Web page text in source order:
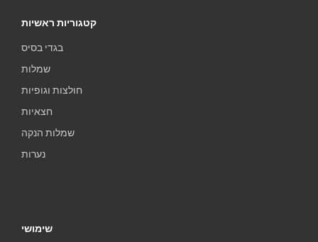
קטגוריות ראשיות
בגדי בסיס
שמלות
חולצות וגופיות
חצאיות
שמלות הנקה
נערות
שימושי